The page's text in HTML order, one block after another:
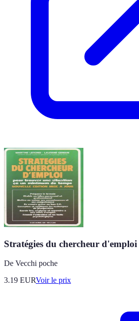
Stratégies du chercheur
De Vecchi poche
3.19 EURVoir le prix